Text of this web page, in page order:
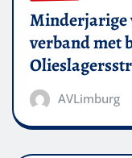
Minderjarige
verband met
AVLimburg